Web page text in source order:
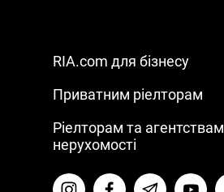
RIA.com для бізнесу
Приватним ріелторам
Ріелторам та агентствам
нерухомості